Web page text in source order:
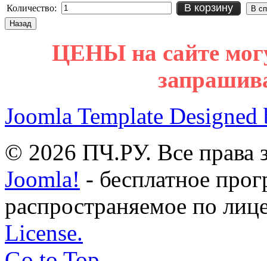
Количество: В корзину
ЦЕНЫ на сайте
Joomla Template Designed
© 2026 ПЧ.РУ. Все права
Joomla! - бесплатное
распространяемое по
License.